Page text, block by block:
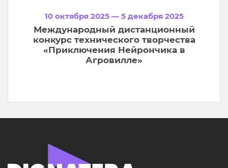
10 октября 2025 — 5 декабря 2025
Международный дистанционный
конкурс технического творчества
«Приключения Нейрончика в
Агровилле»